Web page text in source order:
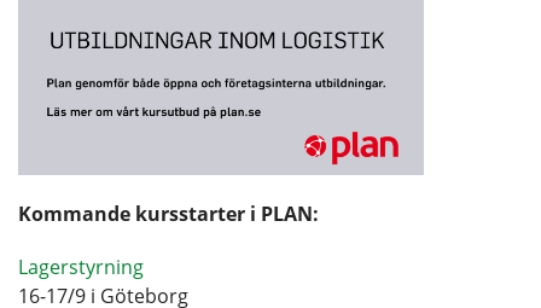
Kommande kursstarter i PLAN:
Lagerstyrning
16-17/9 i Göteborg